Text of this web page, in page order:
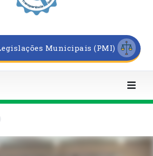
Municipais (PMI)